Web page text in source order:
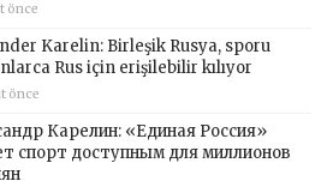
önce
Karelin: Birleşik Rusya, sporu
Rus için erişilebilir kılıyor
önce
Карелин: «Единая Россия»
спорт доступным для миллионов